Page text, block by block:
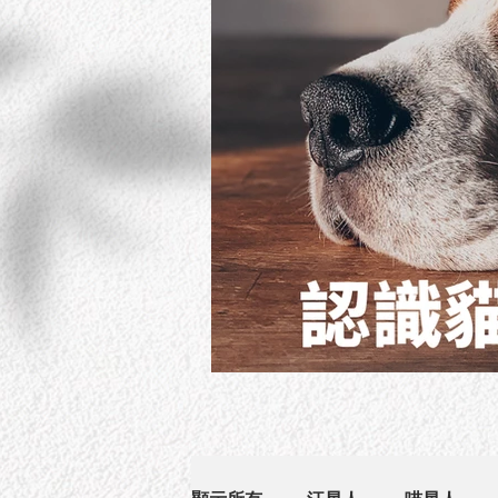
貓狗幾歲開始叫做老？認識貓狗初老的5項徵象